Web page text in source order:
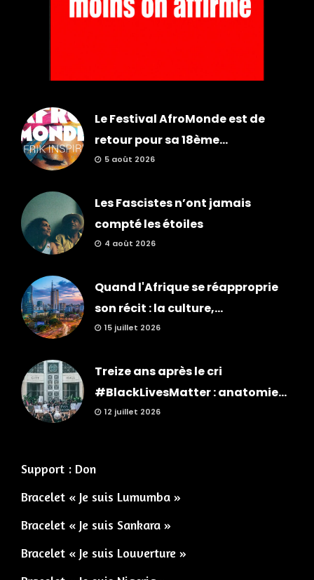
Le Festival AfroMonde est de
retour pour sa 18ème...
5 août 2026
Les Fascistes n’ont jamais
compté les étoiles
4 août 2026
Quand l'Afrique se réapproprie
son récit : la culture,...
15 juillet 2026
Treize ans après le cri
#BlackLivesMatter : anatomie...
12 juillet 2026
Support : Don
Bracelet « Je suis Lumumba »
Bracelet « Je suis Sankara »
Bracelet « Je suis Louverture »